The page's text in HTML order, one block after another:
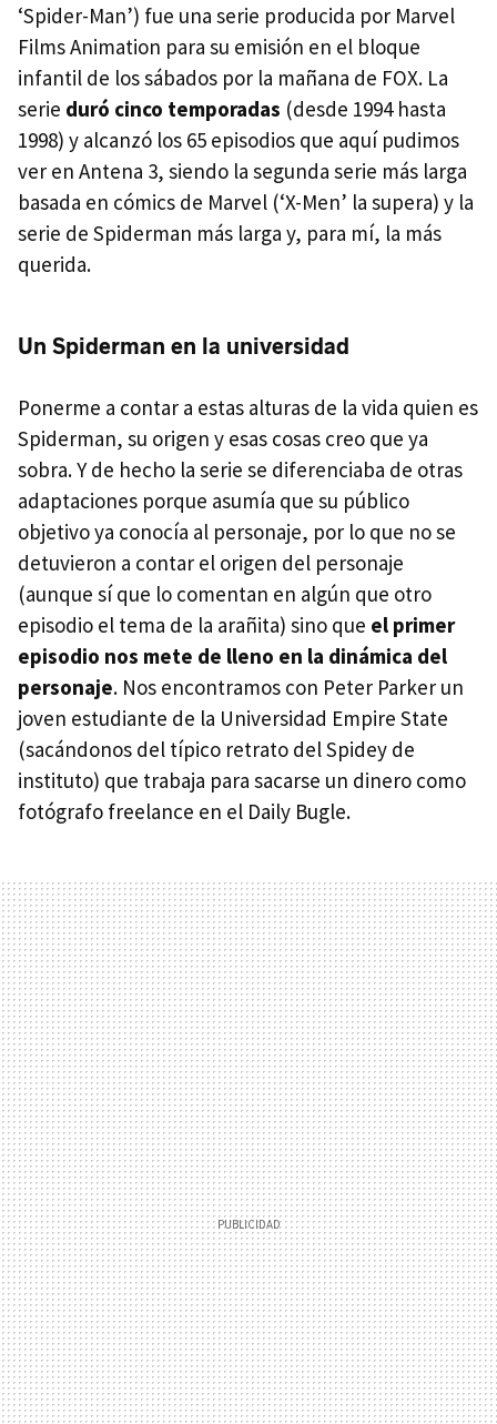
‘Spider-Man’) fue una serie producida por Marvel
Films Animation para su emisión en el bloque
infantil de los sábados por la mañana de FOX. La
serie duró cinco temporadas (desde 1994 hasta
1998) y alcanzó los 65 episodios que aquí pudimos
ver en Antena 3, siendo la segunda serie más larga
basada en cómics de Marvel (‘X-Men’ la supera) y la
serie de Spiderman más larga y, para mí, la más
querida.
Un Spiderman en la universidad
Ponerme a contar a estas alturas de la vida quien es
Spiderman, su origen y esas cosas creo que ya
sobra. Y de hecho la serie se diferenciaba de otras
adaptaciones porque asumía que su público
objetivo ya conocía al personaje, por lo que no se
detuvieron a contar el origen del personaje
(aunque sí que lo comentan en algún que otro
episodio el tema de la arañita) sino que el primer
episodio nos mete de lleno en la dinámica del
personaje. Nos encontramos con Peter Parker un
joven estudiante de la Universidad Empire State
(sacándonos del típico retrato del Spidey de
instituto) que trabaja para sacarse un dinero como
fotógrafo freelance en el Daily Bugle.